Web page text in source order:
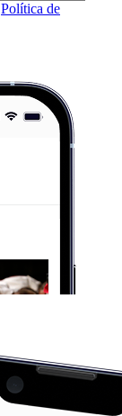
Política de